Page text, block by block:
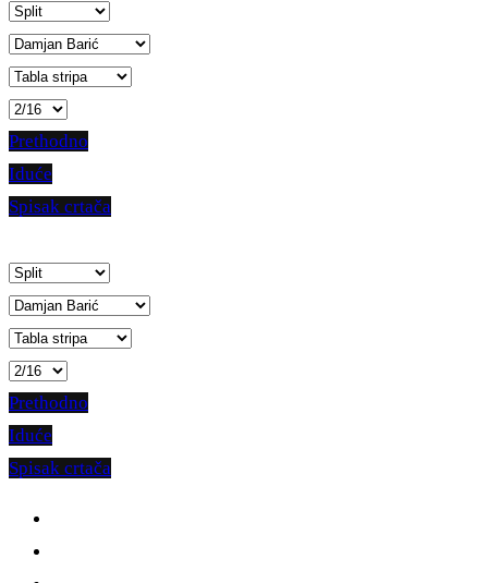
Prethodno
Iduće
Spisak crtača
Prethodno
Iduće
Spisak crtača